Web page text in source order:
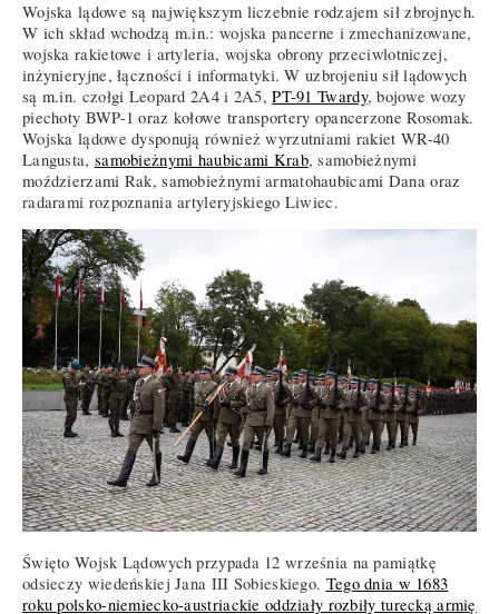
Wojska lądowe są największym liczebnie rodzajem sił zbrojnych.
W ich skład wchodzą m.in.: wojska pancerne i zmechanizowane,
wojska rakietowe i artyleria, wojska obrony przeciwlotniczej,
inżynieryjne, łączności i informatyki. W uzbrojeniu sił lądowych
są m.in. czołgi Leopard 2A4 i 2A5,PT-91 Twardy, bojowe wozy
piechoty BWP-1 oraz kołowe transportery opancerzone Rosomak.
Wojska lądowe dysponują również wyrzutniami rakiet WR-40
Langusta, samobieżnymi haubicami Krab, samobieżnymi
moździerzami Rak, samobieżnymi armatohaubicami Dana oraz
radarami rozpoznania artyleryjskiego Liwiec.
Święto Wojsk Lądowych przypada 12 września na pamiątkę
odsieczy wiedeńskiej Jana III Sobieskiego. Tego dnia w 1683
roku polsko-niemiecko-austriackie oddziały rozbiły turecką armię